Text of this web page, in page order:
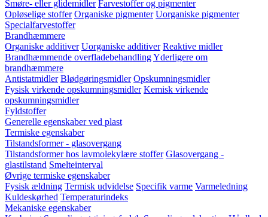
Smøre- eller glidemidler Farvestoffer og pigmenter
Opløselige stoffer Organiske pigmenter Uorganiske pigmenter
Specialfarvestoffer
Brandhæmmere
Organiske additiver Uorganiske additiver Reaktive midler
Brandhæmmende overfladebehandlingYderligere om
brandhæmmere
Antistatmidler Blødgøringsmidler Opskumningsmidler
Fysisk virkende opskumningsmidler Kemisk virkende
opskumningsmidler
Fyldstoffer
Generelle egenskaber ved plast
Termiske egenskaber
Tilstandsformer - glasovergang
Tilstandsformer hos lavmolekylære stoffer Glasovergang -
glastilstand Smelteinterval
Øvrige termiske egenskaber
Fysisk ældning Termisk udvidelse Specifik varme Varmeledning
Kuldeskørhed Temperaturindeks
Mekaniske egenskaber